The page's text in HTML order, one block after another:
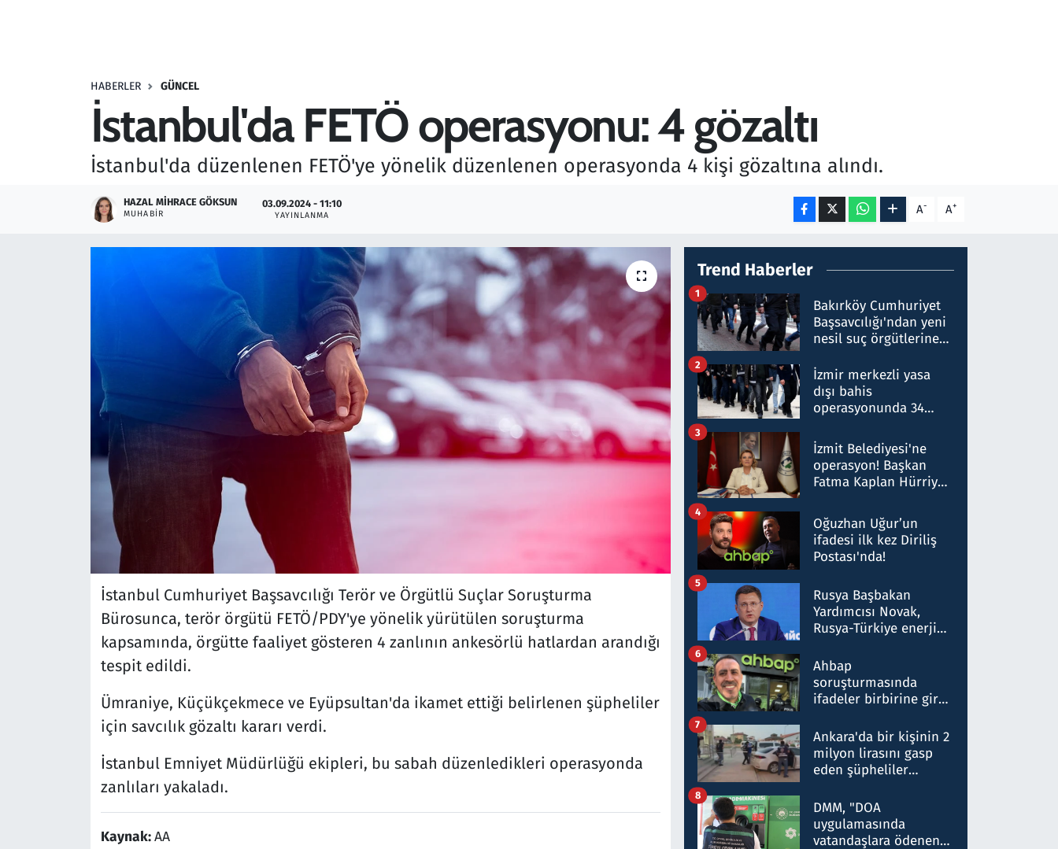
HABERLER GÜNCEL
İstanbul'da FETÖ operasyonu: 4 gözaltı
İstanbul'da düzenlenen FETÖ'ye yönelik düzenlenen operasyonda 4 kişi gözaltına alındı.
HAZAL MIHRACE GÖKSUN
MUHABIR
03.09.2024 - 11:10
YAYINLANMA A- A+
İstanbul Cumhuriyet Başsavcılığı Terör ve Örgütlü Suçlar Soruşturma
Bürosunca, terör örgütü FETÖ/PDY'ye yönelik yürütülen soruşturma
kapsamında, örgütte faaliyet gösteren 4 zanlının ankesörlü hatlardan arandığı
tespit edildi.
Ümraniye, Küçükçekmece ve Eyüpsultan'da ikamet ettiği belirlenen şüpheliler
için savcılık gözaltı kararı verdi.
İstanbul Emniyet Müdürlüğü ekipleri, bu sabah düzenledikleri operasyonda
zanlıları yakaladı.
Kaynak:AA
Trend Haberler
Bakırköy Cumhuriyet
Başsavcılığı'ndan yeni
nesil suç örgütlerine
hakkında gözaltı kararı
1
İzmir merkezli yasa
dışı bahis
operasyonunda 34
Milyar liralık para
trafiği tespit edildi
2
İzmit Belediyesi'ne
operasyon! Başkan
Fatma Kaplan Hürriyet
3
Oğuzhan Uğur’un
ifadesi ilk kez Diriliş
Postası'nda!
4
Rusya Başbakan
Yardımcısı Novak,
Rusya-Türkiye enerji
nitelikte olduğunu
belirtti
5
Ahbap
soruşturmasında
ifadeler birbirine girdi:
ifadelerinden ortaya
çıkan tablo şok etti
6
Ankara'da bir kişinin 2
milyon lirasını gasp
eden şüpheliler
7
DMM, "DOA
uygulamasında
vatandaşlara ödenen
8
Savunma Sanayi
Seçim 2023